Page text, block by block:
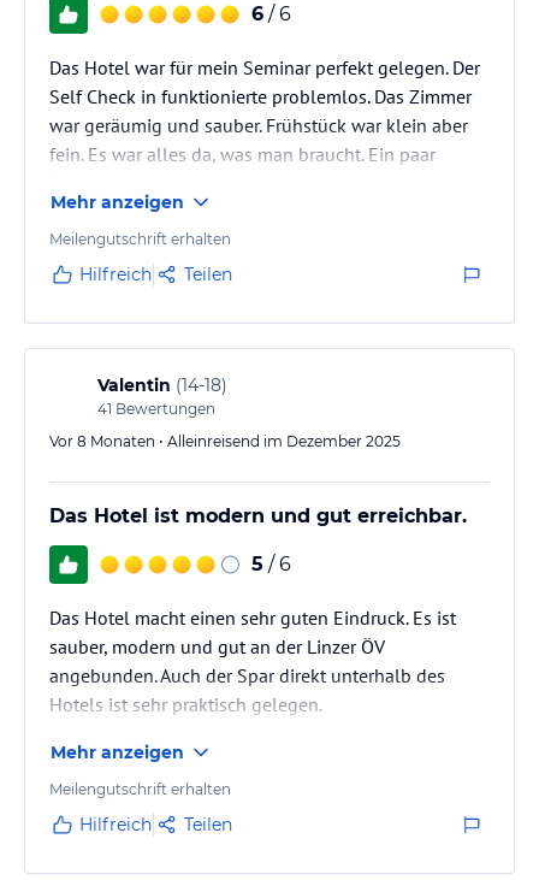
6 / 6
Das Hotel war für mein Seminar perfekt gelegen. Der
Self Check in funktionierte problemlos. Das Zimmer
war geräumig und sauber. Frühstück war klein aber
fein. Es war alles da, was man braucht. Ein paar
Mehr anzeigen
Meilengutschrift erhalten
Hilfreich Teilen
Valentin (14-18)
41 Bewertungen
Vor 8 Monaten • Alleinreisend im Dezember 2025
Das Hotel ist modern und gut erreichbar.
5 / 6
Das Hotel macht einen sehr guten Eindruck. Es ist
sauber, modern und gut an der Linzer ÖV
angebunden. Auch der Spar direkt unterhalb des
Hotels ist sehr praktisch gelegen.
Mehr anzeigen
Meilengutschrift erhalten
Hilfreich Teilen